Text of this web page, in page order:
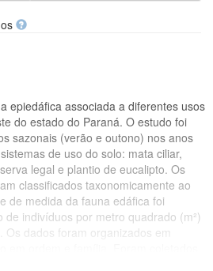
epiedáfica associada a diferentes usos
do estado do Paraná. O estudo foi
sazonais (verão e outono) nos anos
de uso do solo: mata ciliar,
legal e plantio de eucalipto. Os
classificados taxonomicamente ao
de medida da fauna edáfica foi
de indivíduos por metro quadrado (m²)
dados foram organizados em